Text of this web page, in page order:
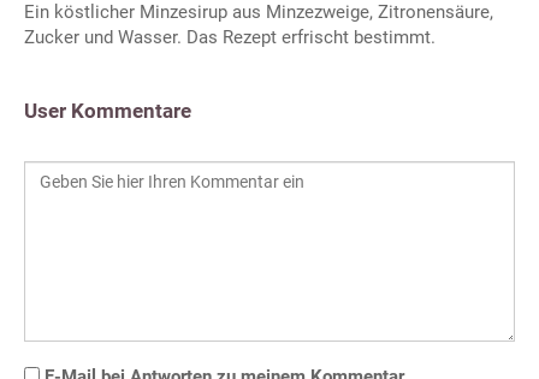
Ein köstlicher Minzesirup aus Minzezweige, Zitronensäure,
Zucker und Wasser. Das Rezept erfrischt bestimmt.
User Kommentare